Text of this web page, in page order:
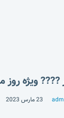
ویژه روز
23 مارس 2023